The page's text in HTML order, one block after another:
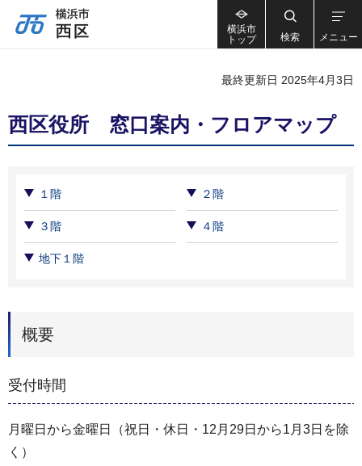
横浜市
トップ
検索 メニュー
最終更新日 2025年4月3日
西区役所 窓口案内・フロアマップ
１階 ２階
３階 ４階
地下１階
概要
受付時間
月曜日から金曜日（祝日・休日・12月29日から1月3日を除
く）